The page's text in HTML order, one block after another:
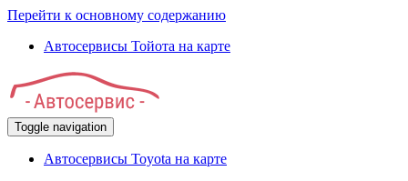
Перейти к основному содержанию
Автосервисы Тойота на карте
Toggle navigation
Автосервисы Toyota на карте